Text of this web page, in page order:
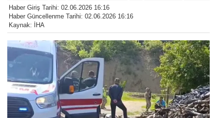
Haber Giriş Tarihi: 02.06.2026 16:16
Haber Güncellenme Tarihi: 02.06.2026 16:16
Kaynak: İHA